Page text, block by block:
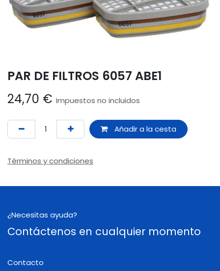
PAR DE FILTROS 6057 ABE1
24,70 € Impuestos no incluidos
Añadir a la cesta
Términos y condiciones
¿Necesitas ayuda?
Contáctenos en cualquier momento
Contacto